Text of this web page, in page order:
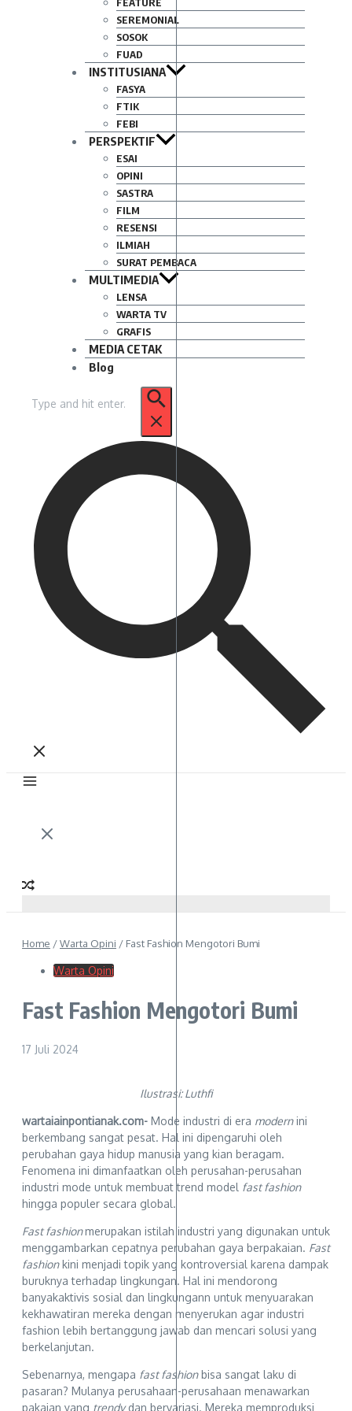
SEREMONIAL
SOSOK
FUAD
INSTITUSIANA
FASYA
FTIK
FEBI
PERSPEKTIF
ESAI
OPINI
SASTRA
FILM
RESENSI
ILMIAH
SURAT PEMBACA
MULTIMEDIA
LENSA
WARTA TV
GRAFIS
MEDIA CETAK
Blog
untuk:
Home /Warta Opini / Fast Fashion Mengotori Bumi
Warta Opini
Fast Fashion Mengotori Bumi
17 Juli 2024
Ilustrasi: Luthfi
wartaiainpontianak.com- Mode industri di era modernini
berkembang sangat pesat. Hal ini dipengaruhi oleh
perubahan gaya hidup manusia yang kian beragam.
Fenomena ini dimanfaatkan oleh perusahan-perusahan
industri mode untuk membuat trend model fast fashion
hingga populer secara global.
Fast fashionmerupakan istilah industri yang digunakan untuk
menggambarkan cepatnya perubahan gaya berpakaian. Fast
fashionkini menjadi topik yang kontroversial karena dampak
buruknya terhadap lingkungan. Hal ini mendorong
banyakaktivis sosial dan lingkungann untuk menyuarakan
kekhawatiran mereka dengan menyerukan agar industri
fashion lebih bertanggung jawab dan mencari solusi yang
berkelanjutan.
Sebenarnya, mengapa fast fashionbisa sangat laku di
pasaran? Mulanya perusahaan-perusahaan menawarkan
pakaian yang trendydan bervariasi. Mereka memproduksi